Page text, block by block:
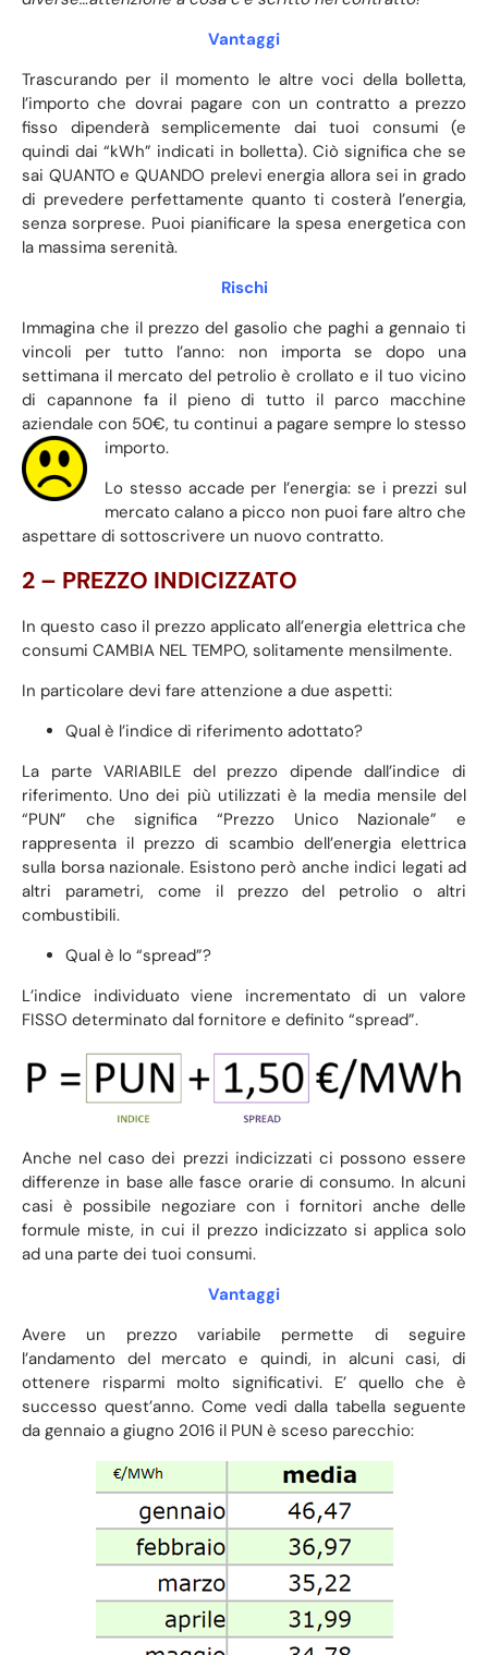
Vantaggi
Trascurando per il momento le altre voci della bolletta,
l’importo che dovrai pagare con un contratto a prezzo
fisso dipenderà semplicemente dai tuoi consumi (e
quindi dai “kWh” indicati in bolletta). Ciò significa che se
sai QUANTO e QUANDO prelevi energia allora sei in grado
di prevedere perfettamente quanto ti costerà l’energia,
senza sorprese. Puoi pianificare la spesa energetica con
la massima serenità.
Rischi
Immagina che il prezzo del gasolio che paghi a gennaio ti
vincoli per tutto l’anno: non importa se dopo una
settimana il mercato del petrolio è crollato e il tuo vicino
di capannone fa il pieno di tutto il parco macchine
aziendale con 50€, tu continui a pagare sempre lo stesso
importo.
Lo stesso accade per l’energia: se i prezzi sul
mercato calano a picco non puoi fare altro che
aspettare di sottoscrivere un nuovo contratto.
2 – PREZZO INDICIZZATO
In questo caso il prezzo applicato all’energia elettrica che
consumi CAMBIA NEL TEMPO, solitamente mensilmente.
In particolare devi fare attenzione a due aspetti:
Qual è l’indice di riferimento adottato?
La parte VARIABILE del prezzo dipende dall’indice di
riferimento. Uno dei più utilizzati è la media mensile del
“PUN” che significa “Prezzo Unico Nazionale” e
rappresenta il prezzo di scambio dell’energia elettrica
sulla borsa nazionale. Esistono però anche indici legati ad
altri parametri, come il prezzo del petrolio o altri
combustibili.
Qual è lo “spread”?
L’indice individuato viene incrementato di un valore
FISSO determinato dal fornitore e definito “spread”.
Anche nel caso dei prezzi indicizzati ci possono essere
differenze in base alle fasce orarie di consumo. In alcuni
casi è possibile negoziare con i fornitori anche delle
formule miste, in cui il prezzo indicizzato si applica solo
ad una parte dei tuoi consumi.
Vantaggi
Avere un prezzo variabile permette di seguire
l’andamento del mercato e quindi, in alcuni casi, di
ottenere risparmi molto significativi. E’ quello che è
successo quest’anno. Come vedi dalla tabella seguente
da gennaio a giugno 2016 il PUN è sceso parecchio: